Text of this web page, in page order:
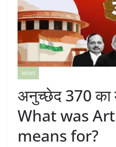
NEWS
अनुच्छेद 370 का
What was
means for?